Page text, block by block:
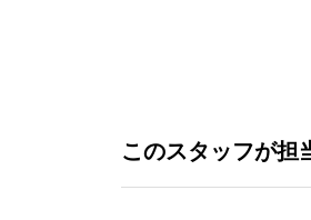
このスタッフが担